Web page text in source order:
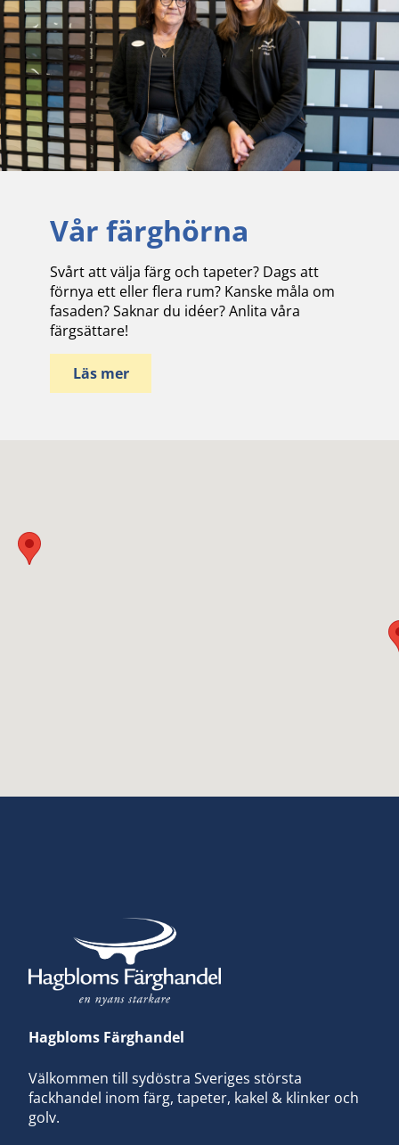
Vår färghörna
Svårt att välja färg och tapeter? Dags att
förnya ett eller flera rum? Kanske måla om
fasaden? Saknar du idéer? Anlita våra
färgsättare!
Läs mer
Hagbloms Färghandel
Välkommen till sydöstra Sveriges största
fackhandel inom färg, tapeter, kakel & klinker och
golv.